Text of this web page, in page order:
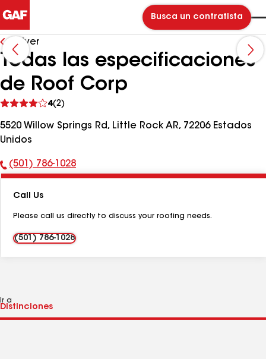
Busca un contratista
Volver
Todas las especificaciones
de Roof Corp
4(2)
comentarios
5520 Willow Springs Rd, Little Rock AR, 72206 Estados
Unidos
Número
teléfono:
(501) 786-1028
Call Us
Please call us directly to discuss your roofing needs.
(501) 786-1028
Ir a